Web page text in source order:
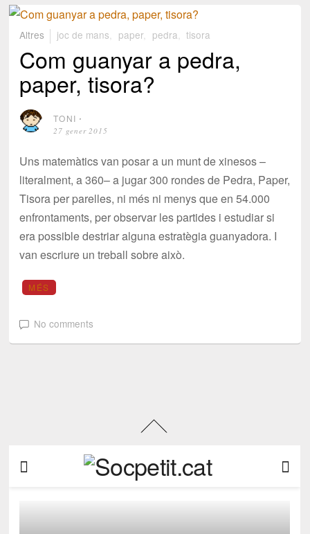
Altres joc de mans paper, pedra tisora
Com guanyar a pedra,
paper, tisora?
TONI ⋅
27 gener 2015
Uns matemàtics van posar a un munt de xinesos –
literalment, a 360– a jugar 300 rondes de Pedra, Paper,
Tisora per parelles, ni més ni menys que en 54.000
enfrontaments, per observar les partides i estudiar si
era possible destriar alguna estratègia guanyadora. I
van escriure un treball sobre això.
MÉS
No comments